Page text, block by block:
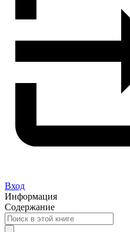
Вход
Информация
Содержание